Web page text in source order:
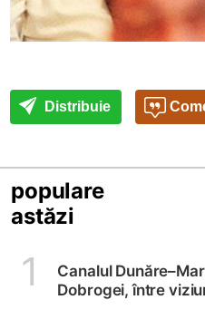
Distribuie
populare
astăzi
1
Canalul
Dobrogei, între